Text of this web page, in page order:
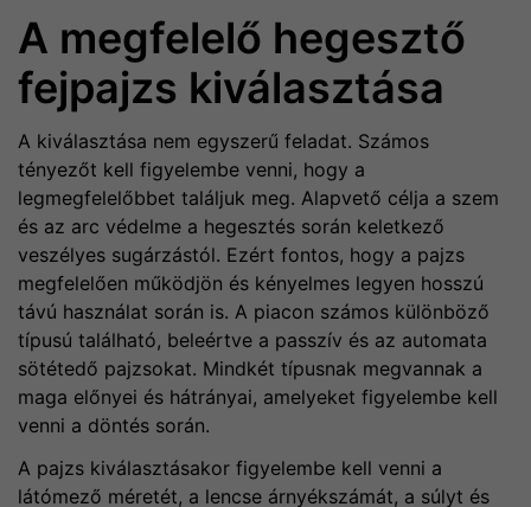
A megfelelő hegesztő
fejpajzs kiválasztása
A kiválasztása nem egyszerű feladat. Számos
tényezőt kell figyelembe venni, hogy a
legmegfelelőbbet találjuk meg. Alapvető célja a szem
és az arc védelme a hegesztés során keletkező
veszélyes sugárzástól. Ezért fontos, hogy a pajzs
megfelelően működjön és kényelmes legyen hosszú
távú használat során is. A piacon számos különböző
típusú található, beleértve a passzív és az automata
sötétedő pajzsokat. Mindkét típusnak megvannak a
maga előnyei és hátrányai, amelyeket figyelembe kell
venni a döntés során.
A pajzs kiválasztásakor figyelembe kell venni a
látómező méretét, a lencse árnyékszámát, a súlyt és